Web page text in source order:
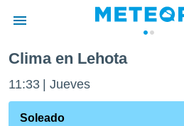
de
ha sido
Clima en Lehota
11:33 Jueves
Soleado